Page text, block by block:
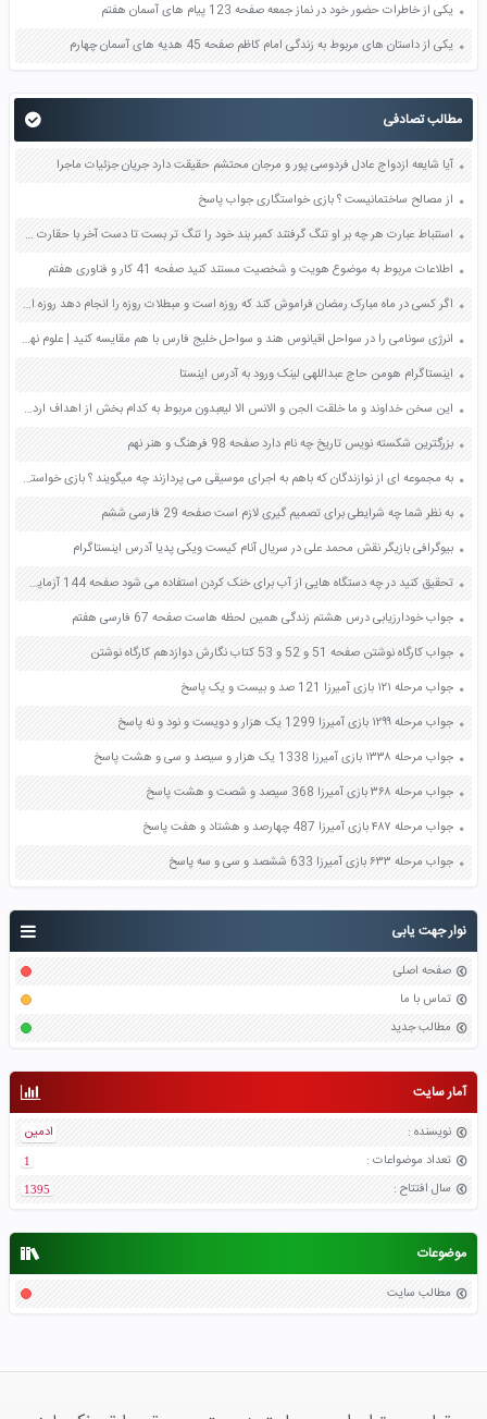
نوار جهت یابی
صفحه اصلی
تماس با ما
مطالب جدید
آمار سایت
نویسنده :
ادمین
تعداد موضواعات :
1
سال افتتاح :
1395
موضوعات
مطالب سایت
یکی از خاطرات حضور خود در نماز جمعه صفحه 123 پیام های آسمان هفتم
یکی از داستان های مربوط به زندگی امام کاظم صفحه 45 هدیه های آسمان چهارم
مطالب تصادفی
آیا شایعه ازدواج عادل فردوسی پور و مرجان محتشم حقیقت دارد جریان جزئیات ماجرا
از مصالح ساختمانیست ؟ بازی خواستگاری جواب پاسخ
استنباط عبارت هر چه بر او تنگ گرفتند کمبر بند خود را تنگ تر بست تا دست آخر با حقارت زندگی هامان اخت شد صفحه 71 فارسی دهم
اطلاعات مربوط به موضوع هویت و شخصیت مستند کنید صفحه 41 کار و فناوری هفتم
اگر کسی در ماه مبارک رمضان فراموش کند که روزه است و مبطلات روزه را انجام دهد روزه اش چه حکمی دارد؟ صفحه 63 پیام های آسمان هشتم
انرژی سونامی را در سواحل اقیانوس هند و سواحل خلیج فارس با هم مقایسه کنید | علوم نهم صفحه 70 کتاب
اینستاگرام هومن حاج عبداللهی لینک ورود به آدرس اینستا
اﯾﻦ ﺳﺨﻦ ﺧﺪاوﻧﺪ و ﻣﺎ ﺧﻠﻘﺖ اﻟﺠﻦ و اﻻﻧﺲ اﻻ ﻟﯿﻌﺒﺪون ﻣﺮﺑﻮط ﺑﻪ ﮐﺪام ﺑﺨﺶ از اﻫﺪاف اردو ﻣﯽ ﺑﺎﺷﺪ؟
بزرگترین شکسته نویس تاریخ چه نام دارد صفحه 98 فرهنگ و هنر نهم
به مجموعه ای از نوازندگان که باهم به اجرای موسیقی می پردازند چه میگویند ؟ بازی خواستگاری جواب پاسخ
به نظر شما چه شرایطی برای تصمیم گیری لازم است صفحه 29 فارسی ششم
بیوگرافی بازیگر نقش محمد علی در سریال آنام کیست ویکی پدیا آدرس اینستاگرام
تحقیق کنید در چه دستگاه هایی از آب برای خنک کردن استفاده می شود صفحه 144 آزمایشگاه علوم تجربی دهم
جواب خودارزیابی درس هشتم زندگی همین لحظه هاست صفحه 67 فارسی هفتم
جواب کارگاه نوشتن صفحه 51 و 52 و 53 کتاب نگارش دوازدهم کارگاه نوشتن
جواب مرحله ۱۲۱ بازی آمیرزا 121 صد و بیست و یک پاسخ
جواب مرحله ۱۲۹۹ بازی آمیرزا 1299 یک هزار و دویست و نود و نه پاسخ
جواب مرحله ۱۳۳۸ بازی آمیرزا 1338 یک هزار و سیصد و سی و هشت پاسخ
جواب مرحله ۳۶۸ بازی آمیرزا 368 سیصد و شصت و هشت پاسخ
جواب مرحله ۴۸۷ بازی آمیرزا 487 چهارصد و هشتاد و هفت پاسخ
جواب مرحله ۶۳۳ بازی آمیرزا 633 ششصد و سی و سه پاسخ